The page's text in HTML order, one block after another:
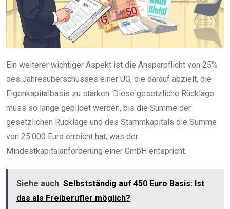
Ein weiterer wichtiger Aspekt ist die Ansparpflicht von 25%
des Jahresüberschusses einer UG, die darauf abzielt, die
Eigenkapitalbasis zu stärken. Diese gesetzliche Rücklage
muss so lange gebildet werden, bis die Summe der
gesetzlichen Rücklage und des Stammkapitals die Summe
von 25.000 Euro erreicht hat, was der
Mindestkapitalanforderung einer GmbH entspricht.
Siehe auch Selbstständig auf 450 Euro Basis: Ist
das als Freiberufler möglich?